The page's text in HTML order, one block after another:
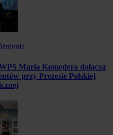
Maria Komędera dołącza
przy Prezesie Polskiej